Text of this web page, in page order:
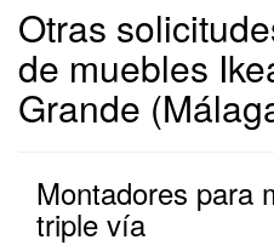
Otras
de muebles
Grande
Montadores para
triple vía